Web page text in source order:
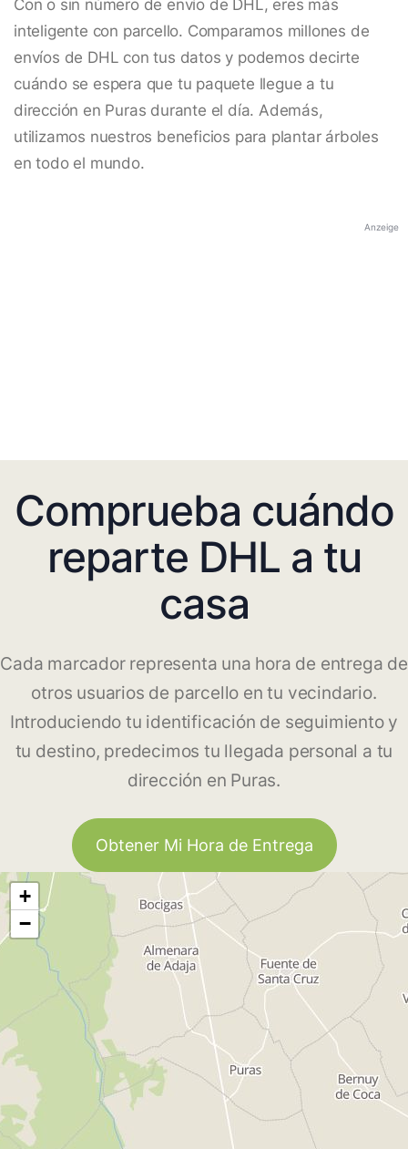
Con o sin número de envío de DHL, eres más
inteligente con parcello. Comparamos millones de
envíos de DHL con tus datos y podemos decirte
cuándo se espera que tu paquete llegue a tu
dirección en Puras durante el día. Además,
utilizamos nuestros beneficios para plantar árboles
en todo el mundo.
Anzeige
Comprueba cuándo
reparte DHL a tu
casa
Cada marcador representa una hora de entrega de
otros usuarios de parcello en tu vecindario.
Introduciendo tu identificación de seguimiento y
tu destino, predecimos tu llegada personal a tu
dirección en Puras.
Obtener Mi Hora de Entrega
+
−